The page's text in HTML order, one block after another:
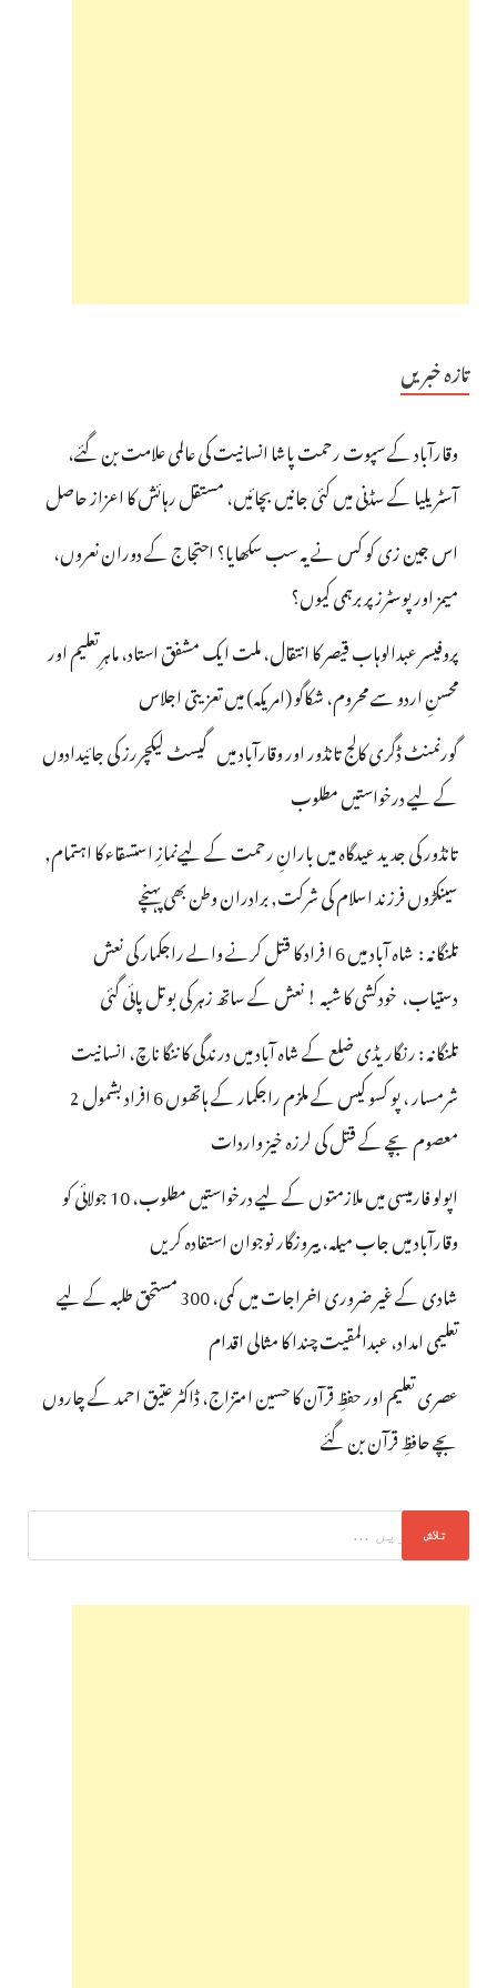
تازہ خبریں
وقارآباد کے سپوت رحمت پاشا انسانیت کی عالمی علامت بن گئے،
آسٹریلیا کے سڈنی میں کئی جانیں بچائیں، مستقل رہائش کا اعزاز حاصل
اس جین زی کو کس نے یہ سب سکھایا؟ احتجاج کے دوران نعروں،
میمز اور پوسٹرز پر برہمی کیوں؟
پروفیسر عبدالوہاب قیصر کا انتقال، ملت ایک مشفق استاد، ماہرِتعلیم اور
محسنِ اردو سے محروم، شکاگو (امریکہ) میں تعزیتی اجلاس
گورنمنٹ ڈگری کالج تانڈور اور وقارآباد میں گیسٹ لیکچررز کی جائیدادوں
کے لیے درخواستیں مطلوب
تانڈور کی جدید عیدگاہ میں بارانِ رحمت کے لیےنمازِ استسقاء کا اہتمام,
سینکڑوں فرزند اسلام کی شرکت, برادران وطن بھی پہنچے
تلنگانہ : شاہ آباد میں 6 ا فراد کا قتل کرنے والے راجکمار کی نعش
دستیاب، خودکشی کا شبہ ! نعش کے ساتھ زہر کی بوتل پائی گئی
تلنگانہ : رنگاریڈی ضلع کے شاہ آباد میں درندگی کا ننگا ناچ، انسانیت
شرمسار ، پو کسو کیس کے ملزم راجکمار کے ہاتھوں 6 افراد بشمول 2
معصوم بچے کے قتل کی لرزہ خیز واردات
اپولو فارمیسی میں ملازمتوں کے لیے درخواستیں مطلوب، 10 جولائی کو
وقارآباد میں جاب میلہ، بیروزگار نوجوان استفادہ کریں
شادی کے غیر ضروری اخراجات میں کمی، 300 مستحق طلبہ کے لیے
تعلیمی امداد، عبدالمقیت چندا کا مثالی اقدام
عصری تعلیم اور حفظِ قرآن کا حسین امتزاج، ڈاکٹر عتیق احمد کے چاروں
بچے حافظِ قرآن بن گئے